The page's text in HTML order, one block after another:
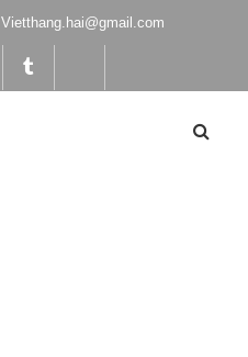
Vietthang.hai@gmail.com